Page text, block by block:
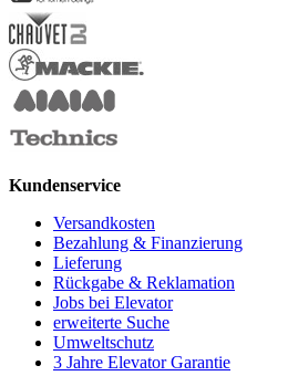
Kundenservice
Versandkosten
Bezahlung & Finanzierung
Lieferung
Rückgabe & Reklamation
Jobs bei Elevator
erweiterte Suche
Umweltschutz
3 Jahre Elevator Garantie